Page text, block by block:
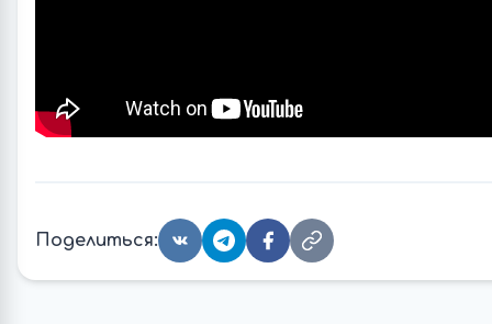
Поделиться: